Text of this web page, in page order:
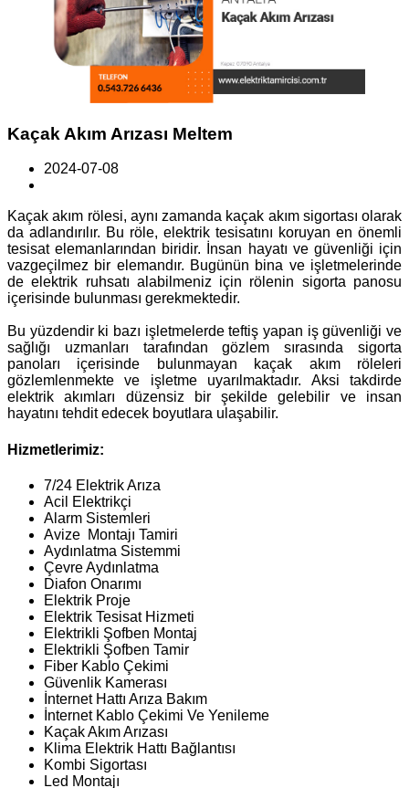
Kaçak Akım Arızası Meltem
2024-07-08
Kaçak akım rölesi, aynı zamanda kaçak akım sigortası olarak
da adlandırılır. Bu röle, elektrik tesisatını koruyan en önemli
tesisat elemanlarından biridir. İnsan hayatı ve güvenliği için
vazgeçilmez bir elemandır. Bugünün bina ve işletmelerinde
de elektrik ruhsatı alabilmeniz için rölenin sigorta panosu
içerisinde bulunması gerekmektedir.
Bu yüzdendir ki bazı işletmelerde teftiş yapan iş güvenliği ve
sağlığı uzmanları tarafından gözlem sırasında sigorta
panoları içerisinde bulunmayan kaçak akım röleleri
gözlemlenmekte ve işletme uyarılmaktadır. Aksi takdirde
elektrik akımları düzensiz bir şekilde gelebilir ve insan
hayatını tehdit edecek boyutlara ulaşabilir.
Hizmetlerimiz:
7/24 Elektrik Arıza
Acil Elektrikçi
Alarm Sistemleri
Avize Montajı Tamiri
Aydınlatma Sistemmi
Çevre Aydınlatma
Diafon Onarımı
Elektrik Proje
Elektrik Tesisat Hizmeti
Elektrikli Şofben Montaj
Elektrikli Şofben Tamir
Fiber Kablo Çekimi
Güvenlik Kamerası
İnternet Hattı Arıza Bakım
İnternet Kablo Çekimi Ve Yenileme
Kaçak Akım Arızası
Klima Elektrik Hattı Bağlantısı
Kombi Sigortası
Led Montajı